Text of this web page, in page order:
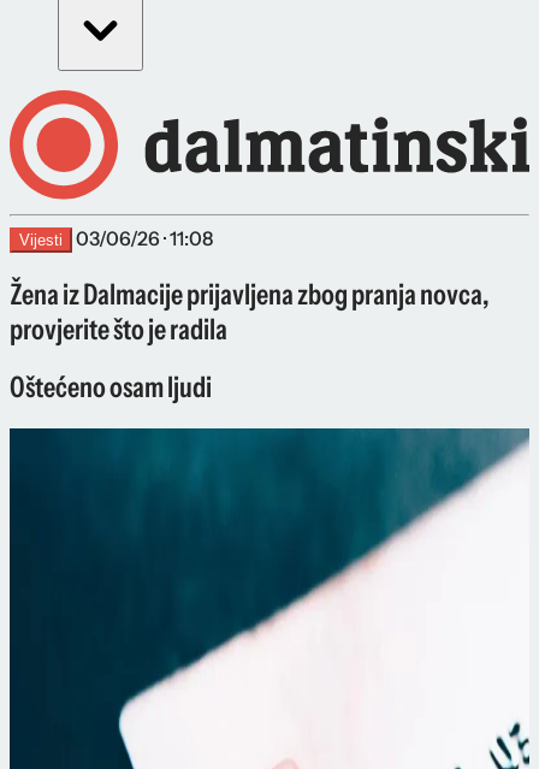
Vijesti 03/06/26 · 11:08
Žena iz Dalmacije prijavljena zbog pranja novca,
provjerite što je radila
Oštećeno osam ljudi